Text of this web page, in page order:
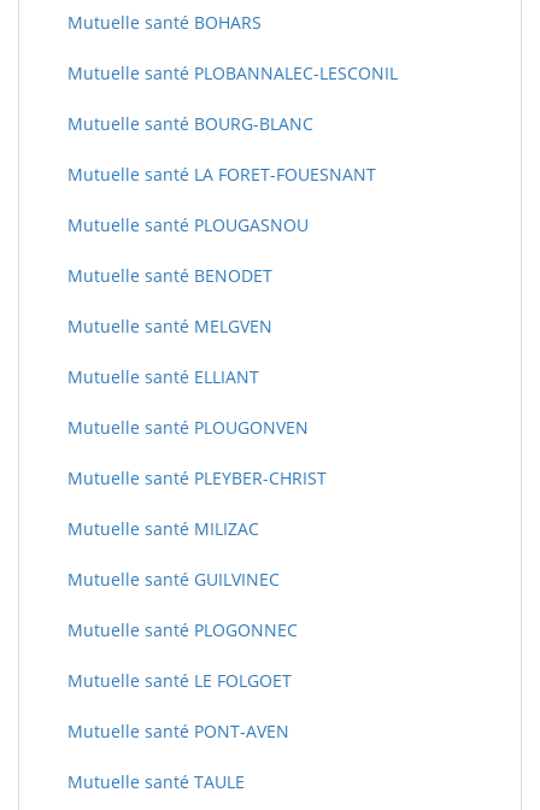
Mutuelle santé BOHARS
Mutuelle santé PLOBANNALEC-LESCONIL
Mutuelle santé BOURG-BLANC
Mutuelle santé LA FORET-FOUESNANT
Mutuelle santé PLOUGASNOU
Mutuelle santé BENODET
Mutuelle santé MELGVEN
Mutuelle santé ELLIANT
Mutuelle santé PLOUGONVEN
Mutuelle santé PLEYBER-CHRIST
Mutuelle santé MILIZAC
Mutuelle santé GUILVINEC
Mutuelle santé PLOGONNEC
Mutuelle santé LE FOLGOET
Mutuelle santé PONT-AVEN
Mutuelle santé TAULE